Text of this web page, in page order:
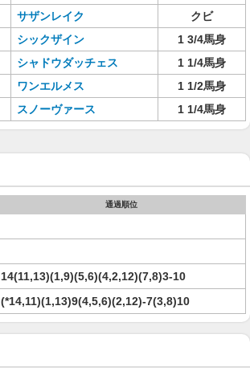
サザンレイク
クビ
シックザイン
1 3/4馬身
シャドウダッチェス
1 1/4馬身
ワンエルメス
1 1/2馬身
スノーヴァース 1 1/4馬身
通過順位
14(11,13)(1,9)(5,6)(4,2,12)(7,8)3-10
(*14,11)(1,13)9(4,5,6)(2,12)-7(3,8)10